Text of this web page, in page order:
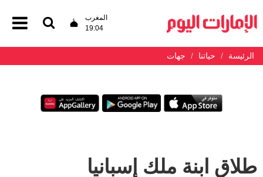
المغرب
19:04
الرئيسة حياتنا جهات
طلاق ابنة ملك إسبانيا